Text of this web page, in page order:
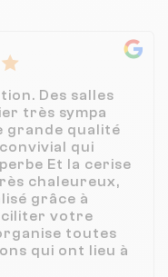
Des salles
très sympa
grande qualité
qui
Et la cerise
chaleureux,
grâce à
votre
toutes
qui ont lieu à